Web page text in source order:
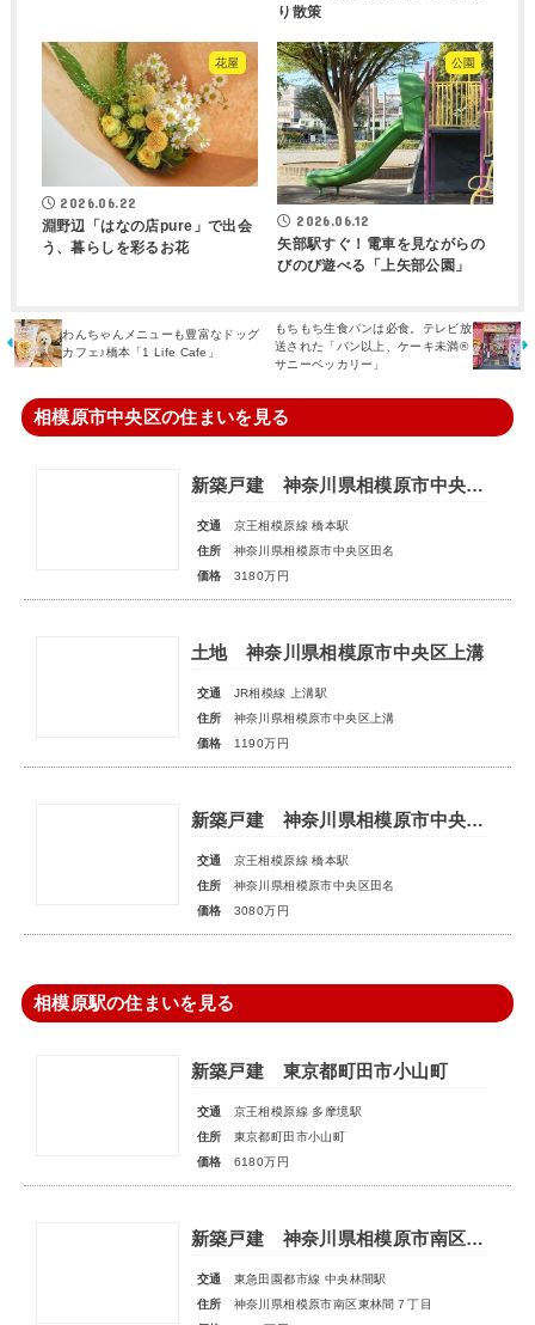
り散策
花屋
2026.06.22
淵野辺「はなの店pure」で出会
う、暮らしを彩るお花
公園
2026.06.12
矢部駅すぐ！電車を見ながらの
びのび遊べる「上矢部公園」
わんちゃんメニューも豊富なドッグ
カフェ♪橋本「1 Life Cafe」
もちもち生食パンは必食。テレビ放
送された「パン以上、ケーキ未満®
サニーベッカリー」
相模原市中央区の住まいを見る
新築戸建 神奈川県相模原市中央区田名
交通
京王相模原線 橋本駅
住所
神奈川県相模原市中央区田名
価格
3180万円
土地 神奈川県相模原市中央区上溝
交通
JR相模線 上溝駅
住所
神奈川県相模原市中央区上溝
価格
1190万円
新築戸建 神奈川県相模原市中央区田名
交通
京王相模原線 橋本駅
住所
神奈川県相模原市中央区田名
価格
3080万円
相模原駅の住まいを見る
新築戸建 東京都町田市小山町
交通
京王相模原線 多摩境駅
住所
東京都町田市小山町
価格
6180万円
新築戸建 神奈川県相模原市南区東林間７丁目
交通
東急田園都市線 中央林間駅
住所
神奈川県相模原市南区東林間７丁目